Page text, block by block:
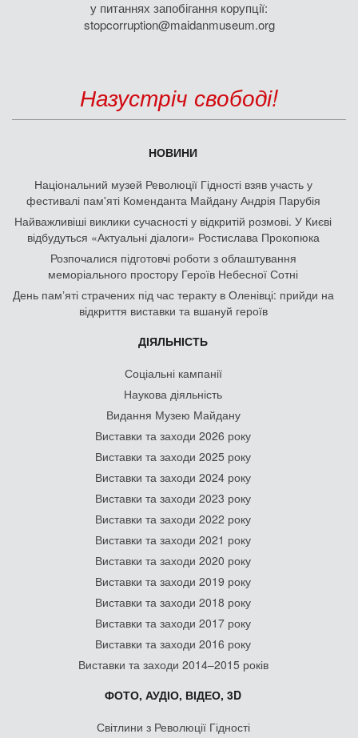
у питаннях запобігання корупції:
stopcorruption@maidanmuseum.org
Назустріч свободі!
НОВИНИ
Національний музей Революції Гідності взяв участь у
фестивалі пам'яті Коменданта Майдану Андрія Парубія
Найважливіші виклики сучасності у відкритій розмові. У Києві
відбудуться «Актуальні діалоги» Ростислава Прокопюка
Розпочалися підготовчі роботи з облаштування
меморіального простору Героїв Небесної Сотні
День памʼяті страчених під час теракту в Оленівці: прийди на
відкриття виставки та вшануй героїв
ДІЯЛЬНІСТЬ
Соціальні кампанії
Наукова діяльність
Видання Музею Майдану
Виставки та заходи 2026 року
Виставки та заходи 2025 року
Виставки та заходи 2024 року
Виставки та заходи 2023 року
Виставки та заходи 2022 року
Виставки та заходи 2021 року
Виставки та заходи 2020 року
Виставки та заходи 2019 року
Виставки та заходи 2018 року
Виставки та заходи 2017 року
Виставки та заходи 2016 року
Виставки та заходи 2014–2015 років
ФОТО, АУДІО, ВІДЕО, 3D
Світлини з Революції Гідності